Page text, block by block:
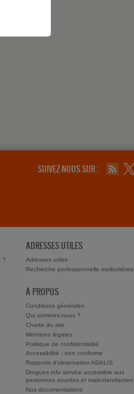
SUIVEZ-NOUS SUR :
?
ADRESSES UTILES
Adresses utiles
Recherche professionnelle multicritères
À PROPOS
Conditions générales
Qui sommes-nous ?
Charte du site
Mentions légales
Politique de confidentialité
Accessibilité : non conforme
Rapports d'observation ADALIS
Drogues info service accessible aux
personnes sourdes et malentendantes
Nos documentations